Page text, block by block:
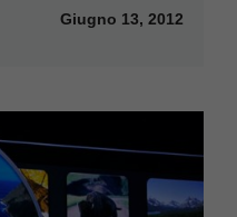
Giugno 13, 2012